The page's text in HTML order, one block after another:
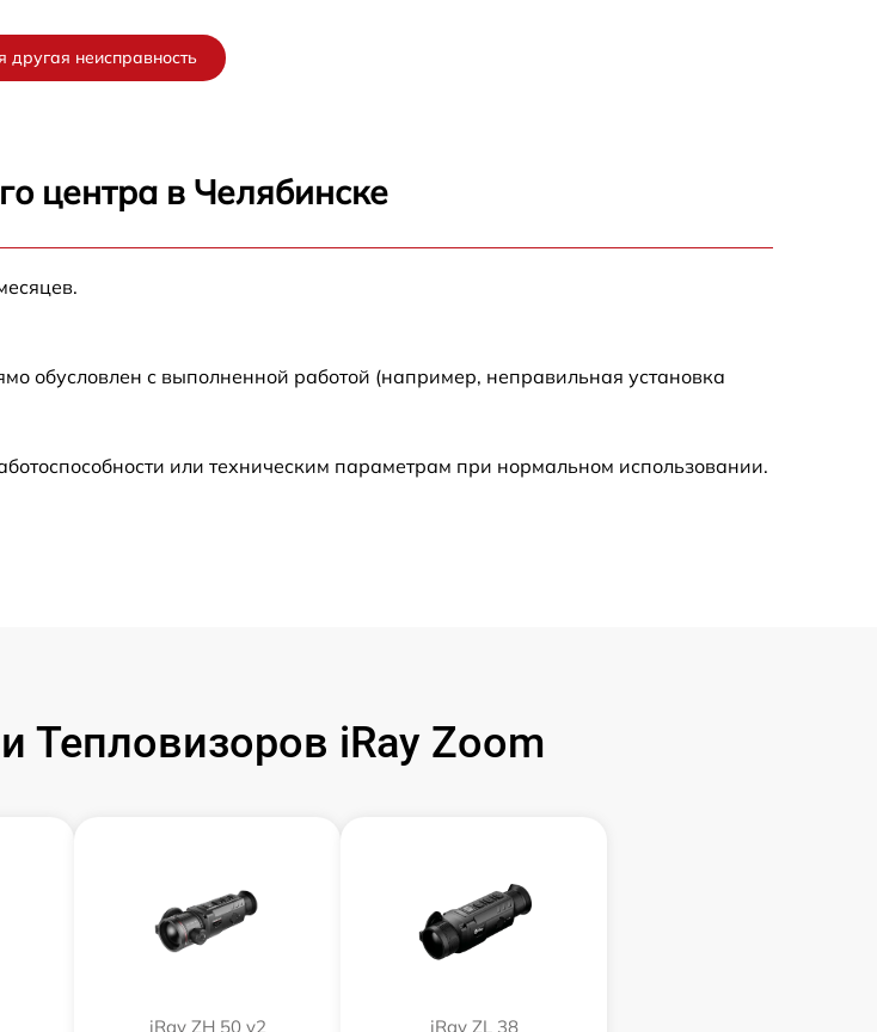
от 60 мин
от 60 мин 450 р
450 р
другая неисправность
центра в Челябинске
обусловлен с выполненной работой (например, неправильная установка
или техническим параметрам при нормальном использовании.
Тепловизоров iRay Zoom
iRay ZH 50 v2 iRay ZL 38